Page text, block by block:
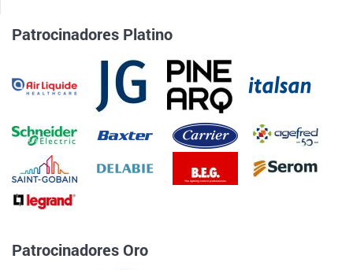
Patrocinadores Platino
Patrocinadores Oro